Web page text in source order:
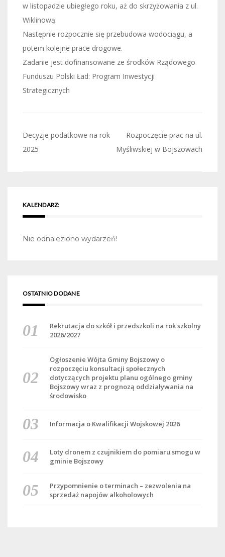
w listopadzie ubiegłego roku, aż do skrzyżowania z ul.
Wiklinową.
Następnie rozpocznie się przebudowa wodociągu, a
potem kolejne prace drogowe.
Zadanie jest dofinansowane ze środków Rządowego
Funduszu Polski Ład: Program Inwestycji
Strategicznych
Nawigacja
wpisu
Decyzje podatkowe na rok
2025
Rozpoczęcie prac na ul.
Myśliwskiej w Bojszowach
KALENDARZ:
Nie odnaleziono wydarzeń!
OSTATNIO DODANE
Rekrutacja do szkół i przedszkoli na rok szkolny
2026/2027
Ogłoszenie Wójta Gminy Bojszowy o
rozpoczęciu konsultacji społecznych
dotyczących projektu planu ogólnego gminy
Bojszowy wraz z prognozą oddziaływania na
środowisko
Informacja o Kwalifikacji Wojskowej 2026
Loty dronem z czujnikiem do pomiaru smogu w
gminie Bojszowy
Przypomnienie o terminach – zezwolenia na
sprzedaż napojów alkoholowych